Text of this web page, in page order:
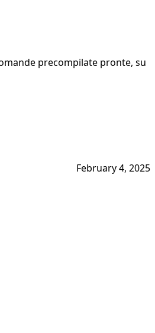
precompilate pronte, su
February 4, 2025